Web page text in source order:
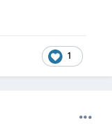
1